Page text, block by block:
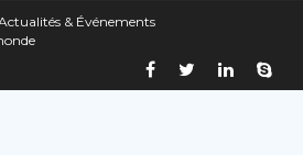
& Événements